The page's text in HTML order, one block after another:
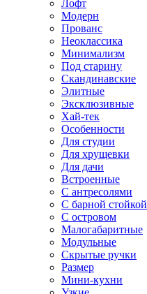
Лофт
Модерн
Прованс
Неоклассика
Минимализм
Под старину
Скандинавские
Элитные
Эксклюзивные
Хай-тек
Особенности
Для студии
Для хрущевки
Для дачи
Встроенные
С антресолями
С барной стойкой
С островом
Малогабаритные
Модульные
Скрытые ручки
Размер
Мини-кухни